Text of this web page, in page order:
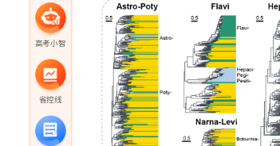
高考小智
省控线